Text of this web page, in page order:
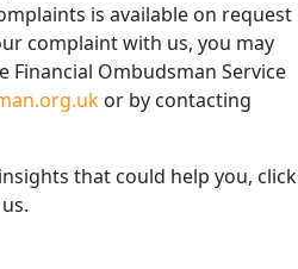
is available on request
complaint with us, you may
Ombudsman Service
or by contacting
that could help you, click